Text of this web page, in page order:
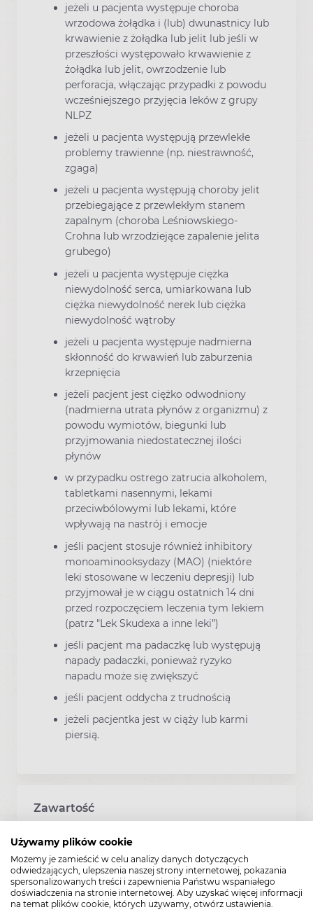
Używamy plików cookie
Możemy je zamieścić w celu analizy danych dotyczących
odwiedzających, ulepszenia naszej strony internetowej, pokazania
spersonalizowanych treści i zapewnienia Państwu wspaniałego
doświadczenia na stronie internetowej. Aby uzyskać więcej informacji
na temat plików cookie, których używamy, otwórz ustawienia.
jeżeli u pacjenta występuje choroba
wrzodowa żołądka i (lub) dwunastnicy lub
krwawienie z żołądka lub jelit lub jeśli w
przeszłości występowało krwawienie z
żołądka lub jelit, owrzodzenie lub
perforacja, włączając przypadki z powodu
wcześniejszego przyjęcia leków z grupy
NLPZ
jeżeli u pacjenta występują przewlekłe
problemy trawienne (np. niestrawność,
zgaga)
jeżeli u pacjenta występują choroby jelit
przebiegające z przewlekłym stanem
zapalnym (choroba Leśniowskiego-
Crohna lub wrzodziejące zapalenie jelita
grubego)
jeżeli u pacjenta występuje ciężka
niewydolność serca, umiarkowana lub
ciężka niewydolność nerek lub ciężka
niewydolność wątroby
jeżeli u pacjenta występuje nadmierna
skłonność do krwawień lub zaburzenia
krzepnięcia
jeżeli pacjent jest ciężko odwodniony
(nadmierna utrata płynów z organizmu) z
powodu wymiotów, biegunki lub
przyjmowania niedostatecznej ilości
płynów
w przypadku ostrego zatrucia alkoholem,
tabletkami nasennymi, lekami
przeciwbólowymi lub lekami, które
wpływają na nastrój i emocje
jeśli pacjent stosuje również inhibitory
monoaminooksydazy (MAO) (niektóre
leki stosowane w leczeniu depresji) lub
przyjmował je w ciągu ostatnich 14 dni
przed rozpoczęciem leczenia tym lekiem
(patrz "Lek Skudexa a inne leki”)
jeśli pacjent ma padaczkę lub występują
napady padaczki, ponieważ ryzyko
napadu może się zwiększyć
jeśli pacjent oddycha z trudnością
jeżeli pacjentka jest w ciąży lub karmi
piersią.
Zawartość
Tabletki leku Skudexa to prawie białe do lekko
żółtawych, podłużne powlekane tabletki z linią
podziału po jednej stronie i wytłoczonym "M"
na drugiej stronie.
Zawartość opakowania 20 tabletek